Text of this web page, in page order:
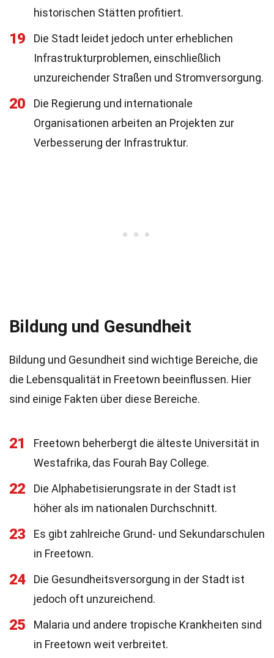
historischen Stätten profitiert.
19
Die Stadt leidet jedoch unter erheblichen
Infrastrukturproblemen, einschließlich
unzureichender Straßen und Stromversorgung.
20
Die Regierung und internationale
Organisationen arbeiten an Projekten zur
Verbesserung der Infrastruktur.
Bildung und Gesundheit
Bildung und Gesundheit sind wichtige Bereiche, die
die Lebensqualität in Freetown beeinflussen. Hier
sind einige Fakten über diese Bereiche.
21
Freetown beherbergt die älteste Universität in
Westafrika, das Fourah Bay College.
22
Die Alphabetisierungsrate in der Stadt ist
höher als im nationalen Durchschnitt.
23
Es gibt zahlreiche Grund- und Sekundarschulen
in Freetown.
24
Die Gesundheitsversorgung in der Stadt ist
jedoch oft unzureichend.
25
Malaria und andere tropische Krankheiten sind
in Freetown weit verbreitet.